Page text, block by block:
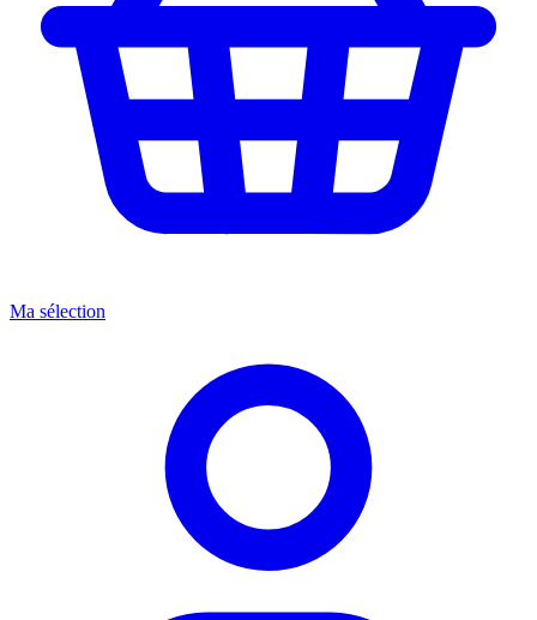
Ma sélection